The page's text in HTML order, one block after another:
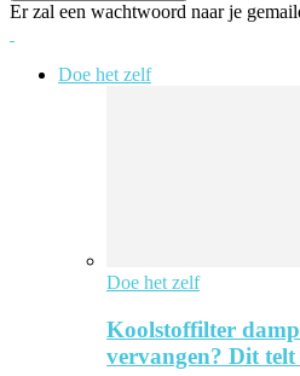
Er zal een wachtwoord naar je
Doe het zelf
Doe het zelf
Koolstoffilter
vervangen? Dit telt